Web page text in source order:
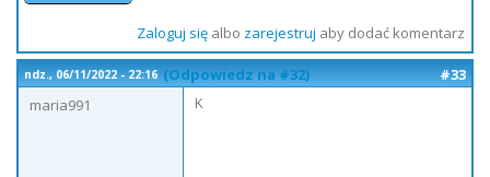
Zaloguj sięalbo zarejestruj aby dodać komentarz
ndz., 06/11/2022 - 22:16 (Odpowiedz na #32)
#33
maria991
K